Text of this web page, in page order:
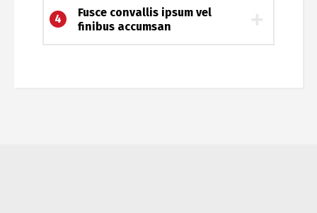
4
Fusce convallis ipsum vel
finibus accumsan